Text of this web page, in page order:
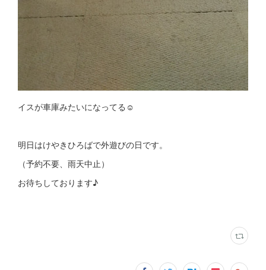
イスが車庫みたいになってる☺️
明日はけやきひろばで外遊びの日です。
（予約不要、雨天中止）
お待ちしております♪